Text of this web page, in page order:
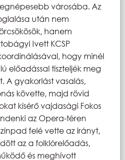
városába. Az
után nem
hanem
Ivett KCSP
hogy minél
előadással tiszteljék meg
A gyakorlást vasalás,
követte, majd rövid
kísérő vajdasági Fokos
az Opera-téren
felé vette az irányt,
az a folklórelőadás,
és meghívott